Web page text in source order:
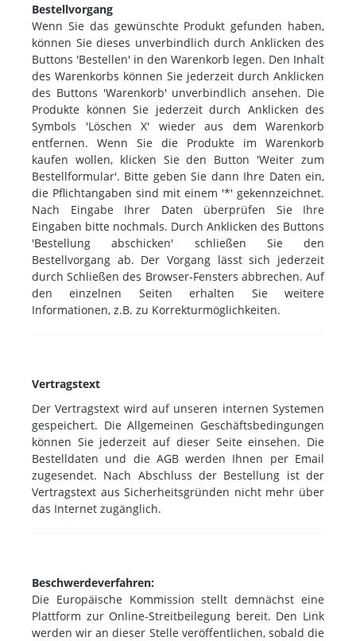
Bestellvorgang
Wenn Sie das gewünschte Produkt gefunden haben,
können Sie dieses unverbindlich durch Anklicken des
Buttons 'Bestellen' in den Warenkorb legen. Den Inhalt
des Warenkorbs können Sie jederzeit durch Anklicken
des Buttons 'Warenkorb' unverbindlich ansehen. Die
Produkte können Sie jederzeit durch Anklicken des
Symbols 'Löschen X' wieder aus dem Warenkorb
entfernen. Wenn Sie die Produkte im Warenkorb
kaufen wollen, klicken Sie den Button 'Weiter zum
Bestellformular'. Bitte geben Sie dann Ihre Daten ein,
die Pflichtangaben sind mit einem '*' gekennzeichnet.
Nach Eingabe Ihrer Daten überprüfen Sie Ihre
Eingaben bitte nochmals. Durch Anklicken des Buttons
'Bestellung abschicken' schließen Sie den
Bestellvorgang ab. Der Vorgang lässt sich jederzeit
durch Schließen des Browser-Fensters abbrechen. Auf
den einzelnen Seiten erhalten Sie weitere
Informationen, z.B. zu Korrekturmöglichkeiten.
Vertragstext
Der Vertragstext wird auf unseren internen Systemen
gespeichert. Die Allgemeinen Geschäftsbedingungen
können Sie jederzeit auf dieser Seite einsehen. Die
Bestelldaten und die AGB werden Ihnen per Email
zugesendet. Nach Abschluss der Bestellung ist der
Vertragstext aus Sicherheitsgründen nicht mehr über
das Internet zugänglich.
Beschwerdeverfahren:
Die Europäische Kommission stellt demnächst eine
Plattform zur Online-Streitbeilegung bereit. Den Link
werden wir an dieser Stelle veröffentlichen, sobald die